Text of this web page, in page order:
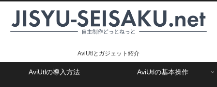
AviUtlとガジェット紹介
AviUtlの導入方法 AviUtlの基本操作